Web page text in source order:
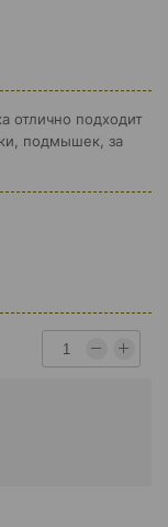
отлично подходит
подмышек, за